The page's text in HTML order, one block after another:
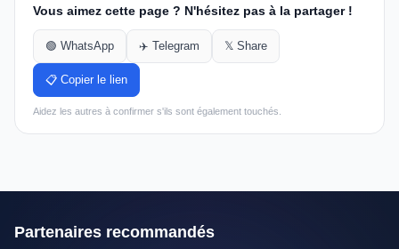
Vous aimez cette page ? N'hésitez pas à la partager !
🟢 WhatsApp ✈️ Telegram 𝕏 Share
📋 Copier le lien
Aidez les autres à confirmer s'ils sont également touchés.
Partenaires recommandés